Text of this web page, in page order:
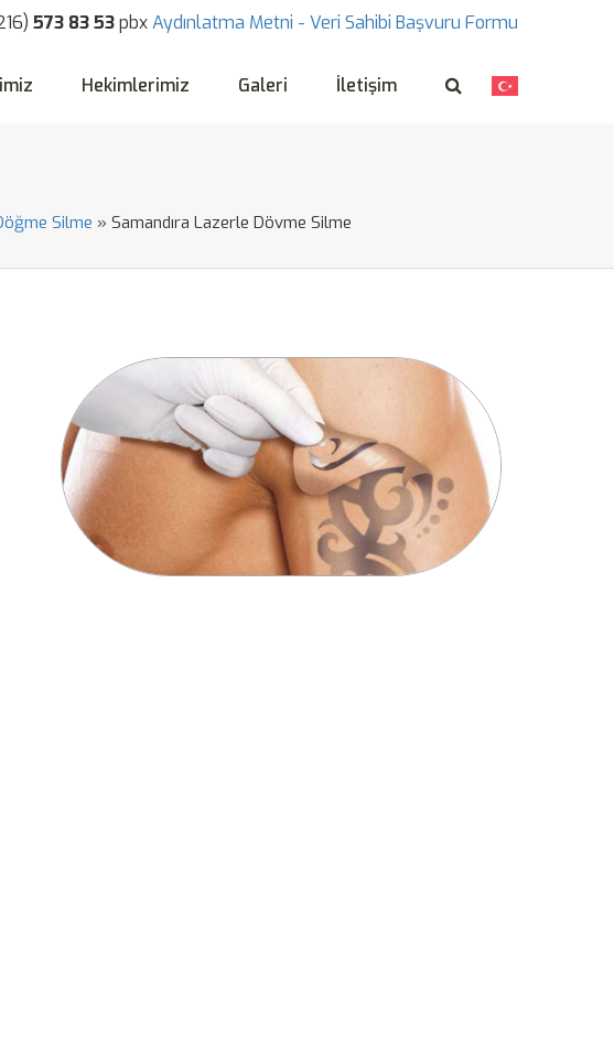
573 83 53pbxAydınlatma Metni - Veri Sahibi Başvuru Formu
Hekimlerimiz Galeri İletişim
Silme » Samandıra Lazerle Dövme Silme